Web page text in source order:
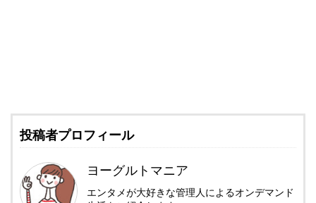
投稿者プロフィール
ヨーグルトマニア
エンタメが大好きな管理人によるオンデマンド